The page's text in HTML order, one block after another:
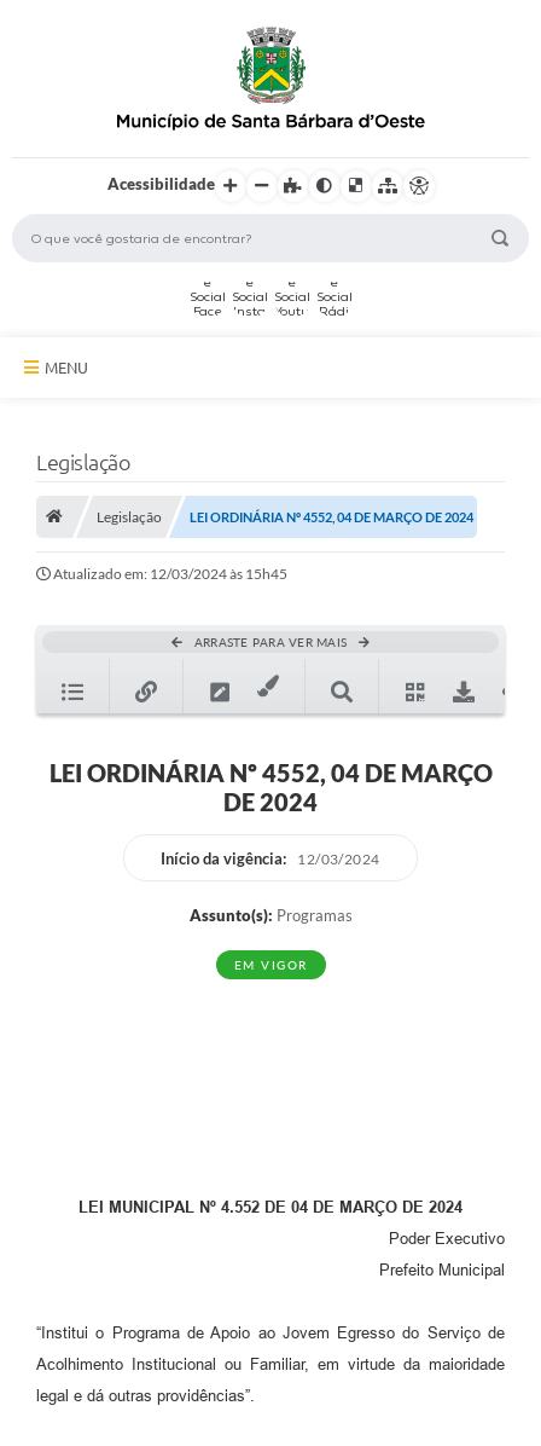
Acessibilidade
MENU
Secretarias
Serviços Online
Ouvidoria
Legislação
Principal
Galeria de Fotos
Legislação
Legislação LEI ORDINÁRIA Nº 4552, 04 DE MARÇO DE 2024
Atualizado em: 12/03/2024 às 15h45
ARRASTE PARA VER MAIS
LEI ORDINÁRIA Nº 4552, 04 DE MARÇO
DE 2024
Início da vigência: 12/03/2024
Assunto(s): Programas
EM VIGOR
LEI MUNICIPAL Nº 4.552 DE 04 DE MARÇO DE 2024
Poder Executivo
Prefeito Municipal
“Institui o Programa de Apoio ao Jovem Egresso do Serviço de
Acolhimento Institucional ou Familiar, em virtude da maioridade
legal e dá outras providências”.